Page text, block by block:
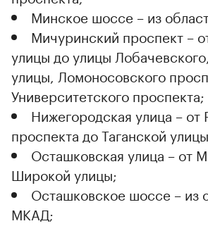
Минское шоссе – из
Мичуринский проспект –
улицы до улицы
улицы, Ломоносовского
Университетского проспекта;
Нижегородская улица – от
проспекта до Таганской
Осташковская улица – от
Широкой улицы;
Осташковское шоссе – из
МКАД;